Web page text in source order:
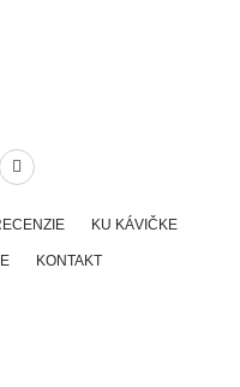
KU KÁVIČKE
KONTAKT